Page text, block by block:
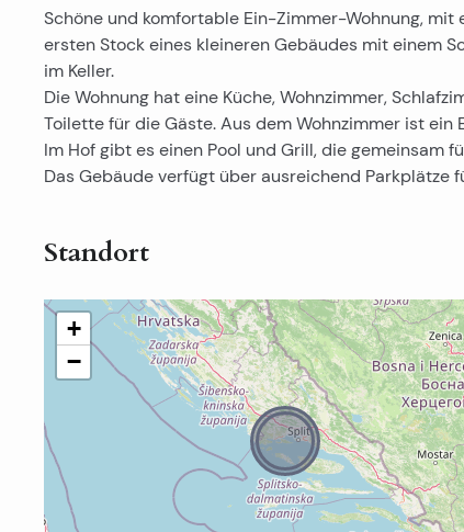
Schöne und komfortable Ein-Zimmer-Wohnung,
ersten Stock eines kleineren Gebäudes mit einem
im Keller.
Die Wohnung hat eine Küche, Wohnzimmer,
Toilette für die Gäste. Aus dem Wohnzimmer ist
Im Hof gibt es einen Pool und Grill, die gemeinsam
Das Gebäude verfügt über ausreichend Parkplätze
Standort
+
−